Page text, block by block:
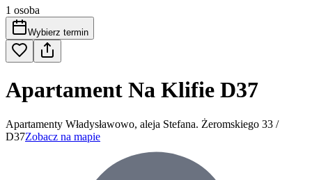
1 osoba
Wybierz termin
Apartament Na Klifie D37
Apartamenty Władysławowo, aleja Stefana. Żeromskiego 33 /
D37Zobacz na mapie